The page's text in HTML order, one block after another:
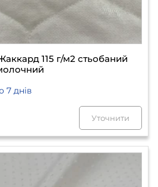
115 г/м2 стьобаний
7 днів
Уточнити